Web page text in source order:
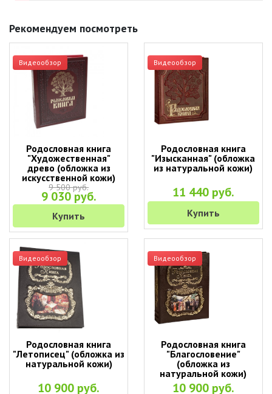
Рекомендуем посмотреть
Видеообзор
Родословная книга
"Художественная"
древо (обложка из
искусственной кожи)
9 500 руб.
9 030 руб.
Купить
Видеообзор
Родословная книга
"Изысканная" (обложка
из натуральной кожи)
11 440 руб.
Купить
Видеообзор
Родословная книга
"Летописец" (обложка из
натуральной кожи)
10 900 руб.
Видеообзор
Родословная книга
"Благословение"
(обложка из
натуральной кожи)
10 900 руб.